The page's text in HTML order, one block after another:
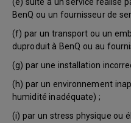
BenQ ou un fournisseur de
(f) par un transport ou un
duproduit à BenQ ou au
(g) par une installation
(h) par un environnement
humidité inadéquate) ;
(i) par un stress physique ou